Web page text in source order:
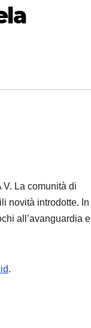
La comunità di
novità introdotte. In
all’avanguardia e
.